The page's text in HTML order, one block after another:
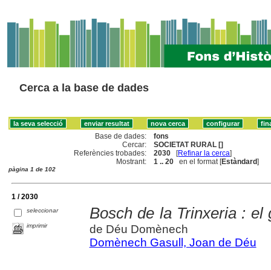
Cerca a la base de dades
Base de dades:
fons
Cercar:
SOCIETAT RURAL []
Referències trobades:
2030 [Refinar la cerca]
Mostrant:
1 .. 20 en el format [Estàndard]
pàgina 1 de 102
1 / 2030
seleccionar
imprimir
Bosch de la Trinxeria : el
de Déu Domènech
Domènech Gasull, Joan de Déu